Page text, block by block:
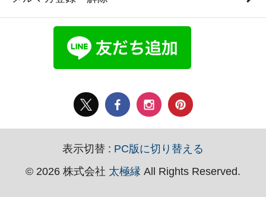
表示切替 : PC版に切り替える
© 2026 株式会社 太極縁 All Rights Reserved.